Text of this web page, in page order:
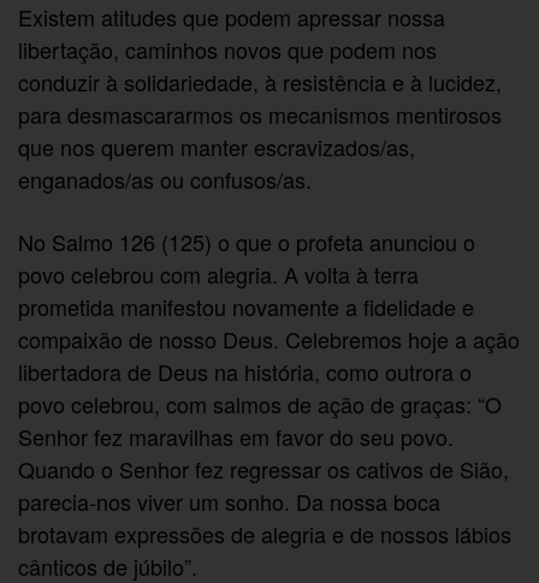
Existem atitudes que podem apressar nossa
libertação, caminhos novos que podem nos
conduzir à solidariedade, à resistência e à lucidez,
para desmascararmos os mecanismos mentirosos
que nos querem manter escravizados/as,
enganados/as ou confusos/as.
No Salmo 126 (125) o que o profeta anunciou o
povo celebrou com alegria. A volta à terra
prometida manifestou novamente a fidelidade e
compaixão de nosso Deus. Celebremos hoje a ação
libertadora de Deus na história, como outrora o
povo celebrou, com salmos de ação de graças: “O
Senhor fez maravilhas em favor do seu povo.
Quando o Senhor fez regressar os cativos de Sião,
parecia-nos viver um sonho. Da nossa boca
brotavam expressões de alegria e de nossos lábios
cânticos de júbilo”.